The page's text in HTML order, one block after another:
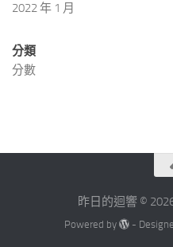
2022 年 1 月
分類
分數
昨日的迴響 ©
Powered by -